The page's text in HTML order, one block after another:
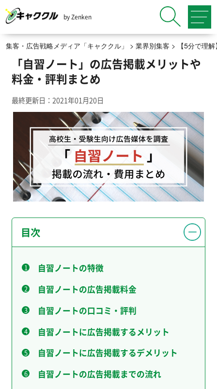
by Zenken
集客・広告戦略メディア「キャククル」 > 業界別集客 > 【5分で理
「自習ノート」の広告掲載メリットや
料金・評判まとめ
最終更新日：2021年01月20日
目次
自習ノートの特徴
自習ノートの広告掲載料金
自習ノートの口コミ・評判
自習ノートに広告掲載するメリット
自習ノートに広告掲載するデメリット
自習ノートの広告掲載までの流れ